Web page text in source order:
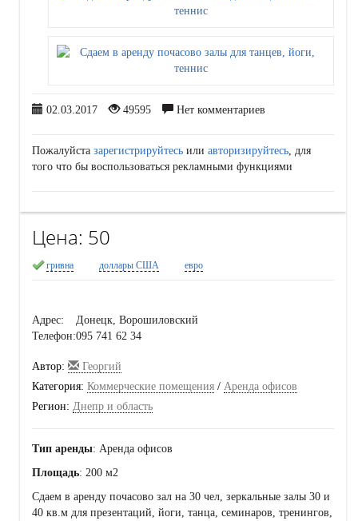
02.03.2017 49595 Нет комментариев
Пожалуйста зарегистрируйтесь или авторизируйтесь , для
того что бы воспользоваться рекламными функциями
Цена: 50
гривна доллары США евро
Адрес:
Донецк, Ворошиловский
Телефон:095 741 62 34
Автор:
Георгий
Категория: Коммерческие помещения / Аренда офисов
Регион: Днепр и область
Тип аренды: Аренда офисов
Площадь: 200 м2
Сдаем в аренду почасово зал на 30 чел, зеркальные залы 30 и
40 кв.м для презентаций, йоги, танца, семинаров, тренингов,